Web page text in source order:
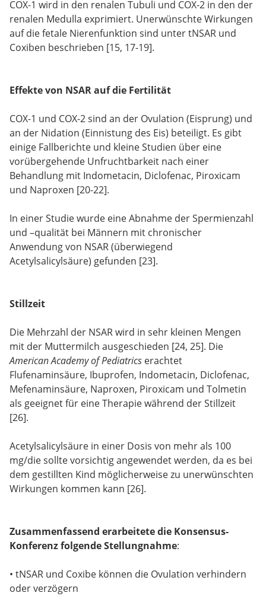
COX-1 wird in den renalen Tubuli und COX-2 in den der
renalen Medulla exprimiert. Unerwünschte Wirkungen
auf die fetale Nierenfunktion sind unter tNSAR und
Coxiben beschrieben [15, 17-19].
Effekte von NSAR auf die Fertilität
COX-1 und COX-2 sind an der Ovulation (Eisprung) und
an der Nidation (Einnistung des Eis) beteiligt. Es gibt
einige Fallberichte und kleine Studien über eine
vorübergehende Unfruchtbarkeit nach einer
Behandlung mit Indometacin, Diclofenac, Piroxicam
und Naproxen [20-22].
In einer Studie wurde eine Abnahme der Spermienzahl
und –qualität bei Männern mit chronischer
Anwendung von NSAR (überwiegend
Acetylsalicylsäure) gefunden [23].
Stillzeit
Die Mehrzahl der NSAR wird in sehr kleinen Mengen
mit der Muttermilch ausgeschieden [24, 25]. Die
American Academy of Pediatrics erachtet
Flufenaminsäure, Ibuprofen, Indometacin, Diclofenac,
Mefenaminsäure, Naproxen, Piroxicam und Tolmetin
als geeignet für eine Therapie während der Stillzeit
[26].
Acetylsalicylsäure in einer Dosis von mehr als 100
mg/die sollte vorsichtig angewendet werden, da es bei
dem gestillten Kind möglicherweise zu unerwünschten
Wirkungen kommen kann [26].
Zusammenfassend erarbeitete die Konsensus-
Konferenz folgende Stellungnahme:
• tNSAR und Coxibe können die Ovulation verhindern
oder verzögern